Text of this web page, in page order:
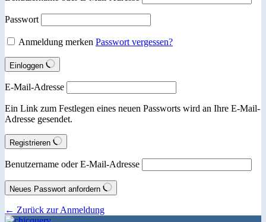
Passwort
Anmeldung merken Passwort vergessen?
Einloggen
E-Mail-Adresse
Ein Link zum Festlegen eines neuen Passworts wird an Ihre E-Mail-
Adresse gesendet.
Registrieren
Benutzername oder E-Mail-Adresse
Neues Passwort anfordern
← Zurück zur Anmeldung